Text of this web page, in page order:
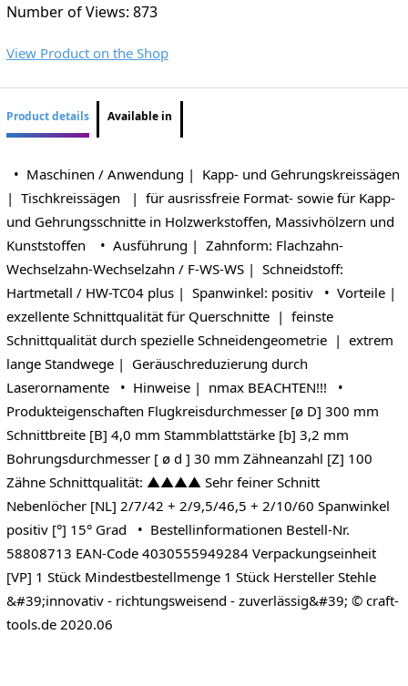
Number of Views: 873
View Product on the Shop
Product details Available in
• Maschinen / Anwendung | Kapp- und Gehrungskreissägen
| Tischkreissägen | für ausrissfreie Format- sowie für Kapp-
und Gehrungsschnitte in Holzwerkstoffen, Massivhölzern und
Kunststoffen • Ausführung | Zahnform: Flachzahn-
Wechselzahn-Wechselzahn / F-WS-WS | Schneidstoff:
Hartmetall / HW-TC04 plus | Spanwinkel: positiv • Vorteile |
exzellente Schnittqualität für Querschnitte | feinste
Schnittqualität durch spezielle Schneidengeometrie | extrem
lange Standwege | Geräuschreduzierung durch
Laserornamente • Hinweise | nmax BEACHTEN!!! •
Produkteigenschaften Flugkreisdurchmesser [ø D] 300 mm
Schnittbreite [B] 4,0 mm Stammblattstärke [b] 3,2 mm
Bohrungsdurchmesser [ ø d ] 30 mm Zähneanzahl [Z] 100
Zähne Schnittqualität: ▲▲▲▲ Sehr feiner Schnitt
Nebenlöcher [NL] 2/7/42 + 2/9,5/46,5 + 2/10/60 Spanwinkel
positiv [°] 15° Grad • Bestellinformationen Bestell-Nr.
58808713 EAN-Code 4030555949284 Verpackungseinheit
[VP] 1 Stück Mindestbestellmenge 1 Stück Hersteller Stehle
&#39;innovativ - richtungsweisend - zuverlässig&#39; © craft-
tools.de 2020.06